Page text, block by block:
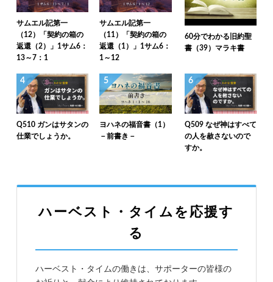
サムエル記第一
（12）「契約の箱の
返還（2）」1サム6：
13～7：1
サムエル記第一
（11）「契約の箱の
返還（1）」1サム6：
1～12
60分でわかる旧約聖
書（39）マラキ書
4
Q510 ガンはサタンの
仕業でしょうか。
5
ヨハネの福音書（1）
－前書き－
6
Q509 なぜ神はすべて
の人を赦さないので
すか。
ハーベスト・タイムを応援す
る
ハーベスト・タイムの働きは、サポーターの皆様の